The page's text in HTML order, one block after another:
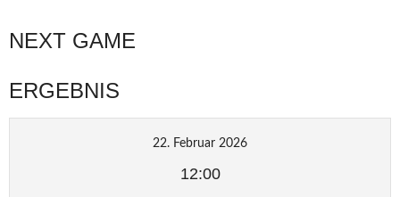
NEXT GAME
ERGEBNIS
22. Februar 2026
12:00